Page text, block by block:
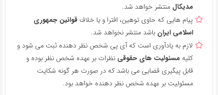
مدیکال منتشر خواهد شد.
پیام هایی که حاوی توهین، افترا و یا خلاف قوانین جمهوری
اسلامی ایران باشد منتشر نخواهد شد.
لازم به یادآوری است که آی پی شخص نظر دهنده ثبت می شود و
کلیه مسئولیت های حقوقی نظرات بر عهده شخص نظر بوده و
قابل پیگیری قضایی می باشد که در صورت هر گونه شکایت
مسئولیت بر عهده شخص نظر دهنده خواهد بود.